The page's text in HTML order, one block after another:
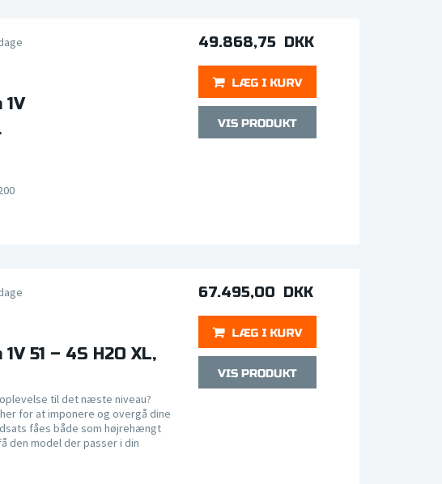
49.868,75 DKK
51 – 4S H2O XL,
til det næste niveau?
her for at imponere og overgå dine
fåes både som højrehængt
den model der passer i din
67.495,00 DKK